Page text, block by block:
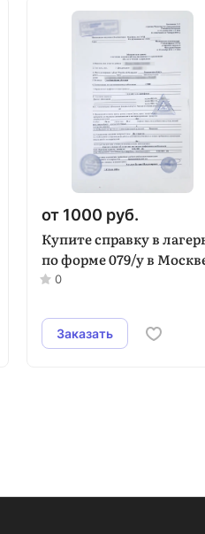
от 1000 руб.
Купите справку в
по форме 079/у в
0
Заказать